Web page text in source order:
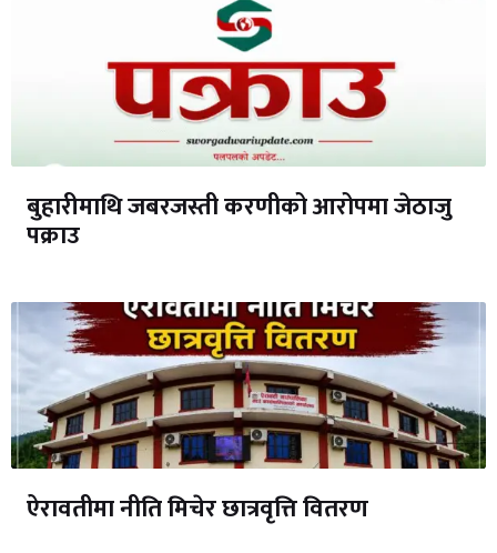
बुहारीमाथि जबरजस्ती करणीको आरोपमा जेठाजु
पक्राउ
ऐरावतीमा नीति मिचेर छात्रवृत्ति वितरण